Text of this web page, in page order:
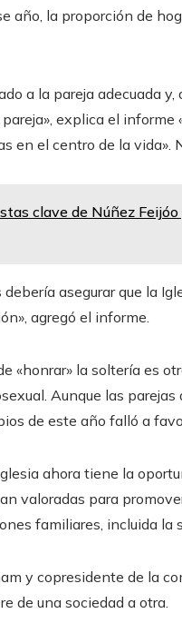
año, la proporción de
a la pareja adecuada
explica el informe
en el centro de la vida».
clave de Núñez
debería asegurar que la
agregó el informe.
«honrar» la soltería es
Aunque las
de este año falló a
ahora tiene la
valoradas para
familiares, incluida la
y copresidente de la
de una sociedad a otra.